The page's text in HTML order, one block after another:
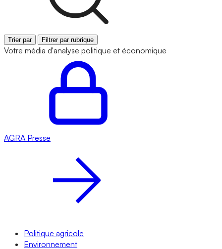
Trier par Filtrer par rubrique
Votre média d'analyse politique et économique
AGRA Presse
Politique agricole
Environnement